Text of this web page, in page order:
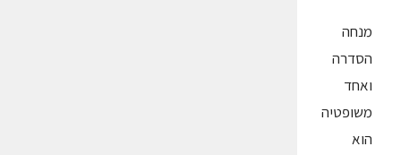
מנחה
הסדרה
ואחד
משופטיה
הוא